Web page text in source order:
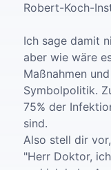
Robert-Koch-
Ich sage damit
aber wie wäre
Maßnahmen
Symbolpolitik.
75% der
sind.
Also stell dir
"Herr Doktor,